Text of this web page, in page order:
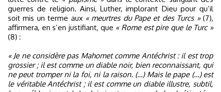
guerres de religion. Ainsi, Luther, implorant Dieu pour qu’il
soit mis un terme aux « meurtres du Pape et des Turcs »(7),
affirmera, en s’en justifiant, que « Rome est pire que le Turc »
(8) :
« Je ne considère pas Mahomet comme Antéchrist : il est trop
grossier ; il est comme un diable noir, bien reconnaissant, qui
ne peut tromper ni la foi, ni la raison. (…) Mais le pape (…) est
le véritable Antéchrist ; il est comme un diable illustre, subtil,